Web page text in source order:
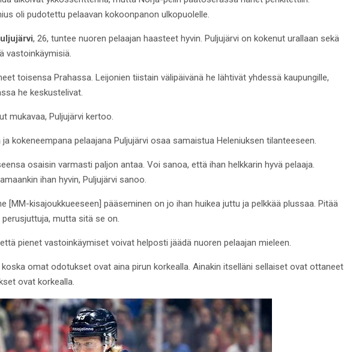
oli pudotettu pelaavan kokoonpanon ulkopuolelle.
, 26, tuntee nuoren pelaajan haasteet hyvin. Puljujärvi on kokenut urallaan sekä
vastoinkäymisiä.
toisensa Prahassa. Leijonien tiistain välipäivänä he lähtivät yhdessä kaupungille,
he keskustelivat.
mukavaa, Puljujärvi kertoo.
kokeneempana pelaajana Puljujärvi osaa samaistua Heleniuksen tilanteeseen.
osaisin varmasti paljon antaa. Voi sanoa, että ihan helkkarin hyvä pelaaja.
ihan hyvin, Puljujärvi sanoo.
[MM-kisajoukkueeseen] pääseminen on jo ihan huikea juttu ja pelkkää plussaa. Pitää
mutta sitä se on.
pienet vastoinkäymiset voivat helposti jäädä nuoren pelaajan mieleen.
omat odotukset ovat aina pirun korkealla. Ainakin itselläni sellaiset ovat ottaneet
ovat korkealla.